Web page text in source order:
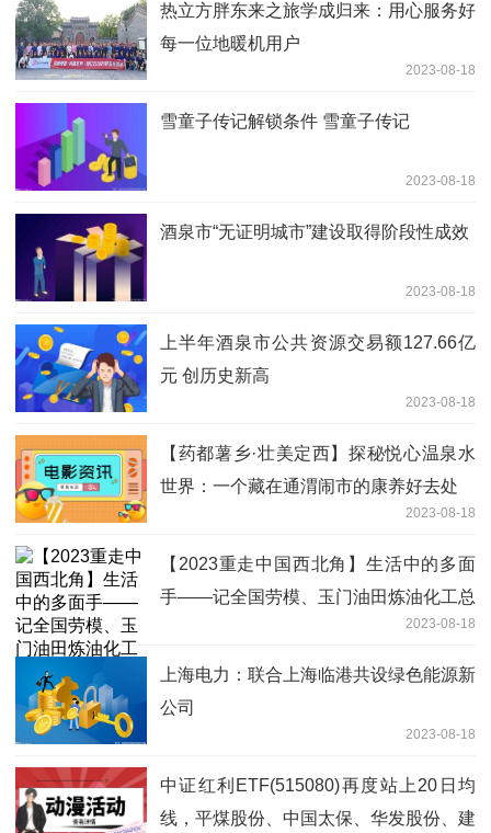
热立方胖东来之旅学成归来：用心服务好
每一位地暖机用户
2023-08-18
雪童子传记解锁条件 雪童子传记
2023-08-18
酒泉市“无证明城市”建设取得阶段性成效
2023-08-18
上半年酒泉市公共资源交易额127.66亿
元 创历史新高
2023-08-18
【药都薯乡·壮美定西】探秘悦心温泉水
世界：一个藏在通渭闹市的康养好去处
2023-08-18
【2023重走中国西北角】生活中的多面
手——记全国劳模、玉门油田炼油化工总
2023-08-18
上海电力：联合上海临港共设绿色能源新
公司
2023-08-18
中证红利ETF(515080)再度站上20日均
线，平煤股份、中国太保、华发股份、建